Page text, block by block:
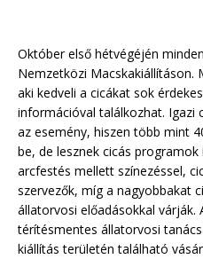
Október első hétvégéjén
Nemzetközi Macskakiállításon.
aki kedveli a cicákat sok
információval találkozhat. Igazi
az esemény, hiszen több mint
be, de lesznek cicás programok
arcfestés mellett színezéssel,
szervezők, míg a nagyobbakat
állatorvosi előadásokkal
térítésmentes állatorvosi
kiállítás területén található